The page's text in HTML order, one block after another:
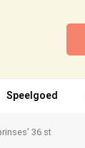
Speelgoed
36 st